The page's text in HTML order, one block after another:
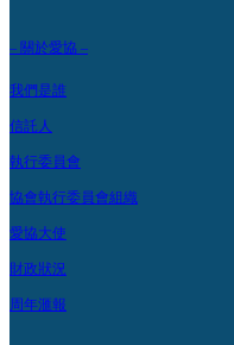
– 關於愛協 –
我們是誰
信託人
執行委員會
協會執行委員會組織
愛協大使
財政狀況
周年滙報